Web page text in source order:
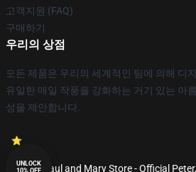
고객지원 (FAQ)
구매하기
우리의 상점
모든 제품은 우리의 세계적인 팀에 의해 디
유일한 매일 작풍을 강화하는 거기 있는 아
성을 제안합니다.
© Peter, Paul and Mary Store - Official
UNLOCK
10% OFF